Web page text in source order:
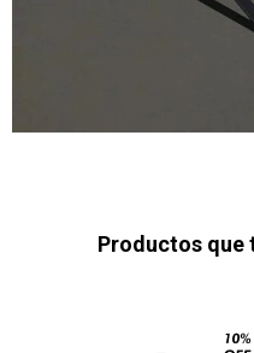
Productos que